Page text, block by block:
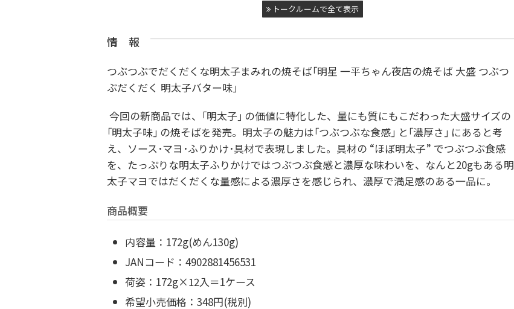
トークルームで全て表示
情 報
つぶつぶでだくだくな明太子まみれの焼そば｢明星 一平ちゃん夜店の焼そば 大盛 つぶつ
ぶだくだく 明太子バター味｣
今回の新商品では、｢明太子｣ の価値に特化した、量にも質にもこだわった大盛サイズの
｢明太子味｣ の焼そばを発売。明太子の魅力は｢つぶつぶな食感｣ と｢濃厚さ｣ にあると考
え、ソース･マヨ･ふりかけ･具材で表現しました。具材の “ほぼ明太子” でつぶつぶ食感
を、たっぷりな明太子ふりかけではつぶつぶ食感と濃厚な味わいを、なんと20gもある明
太子マヨではだくだくな量感による濃厚さを感じられ、濃厚で満足感のある一品に。
商品概要
内容量： 172g(めん130g)
JANコード： 4902881456531
荷姿： 172g×12入＝1ケース
希望小売価格： 348円(税別)